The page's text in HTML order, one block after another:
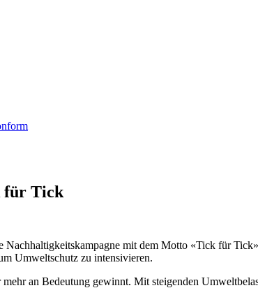
für Tick
mit dem Motto «Tick für
Umweltschutz zu intensivieren.
an Bedeutung gewinnt. Mit steigenden